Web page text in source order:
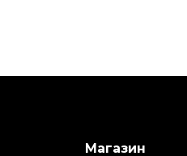
Магазин